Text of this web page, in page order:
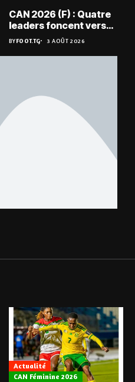
CAN 2026 (F) : Quatre
leaders foncent vers
les quarts
BYFOOT.TG 3 AOÛT 2026
Actualité
CAN Féminine 2026